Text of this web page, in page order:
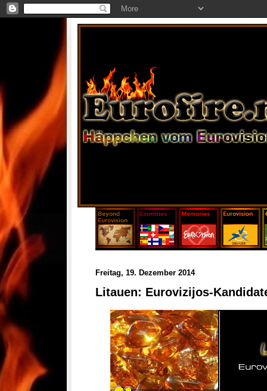
Freitag, 19. Dezember 2014
Litauen: Eurovizijos-